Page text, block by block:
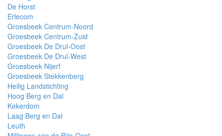
De Horst
Erlecom
Groesbeek Centrum-Noord
Groesbeek Centrum-Zuid
Groesbeek De Drul-Oost
Groesbeek De Drul-West
Groesbeek Nijerf
Groesbeek Stekkenberg
Heilig Landstichting
Hoog Berg en Dal
Kekerdom
Laag Berg en Dal
Leuth